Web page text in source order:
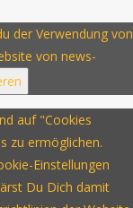
der Verwendung von
von news-
auf "Cookies
zu ermöglichen.
Einstellungen
Du Dich damit